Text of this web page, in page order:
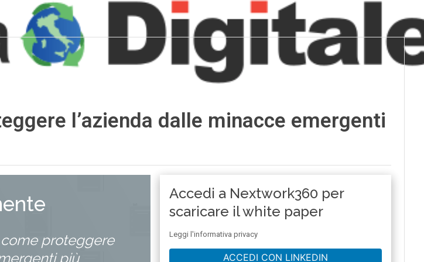
l’azienda dalle minacce emergenti
proteggere
più
Accedi a Nextwork360 per
scaricare il white paper
Leggi l'informativa privacy
ACCEDI CON LINKEDIN